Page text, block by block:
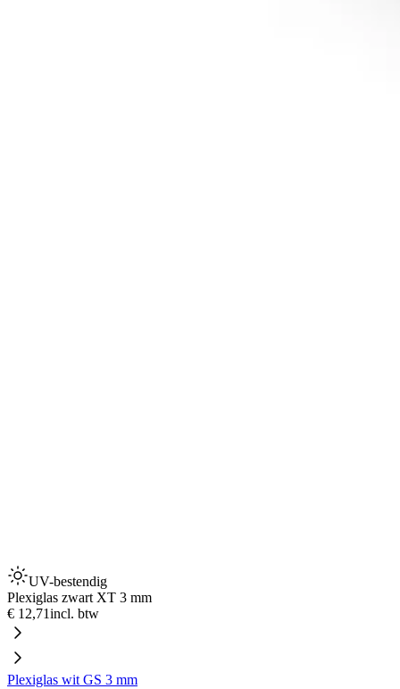
UV-bestendig
Plexiglas zwart XT 3 mm
€ 12,71incl. btw
Plexiglas wit GS 3 mm